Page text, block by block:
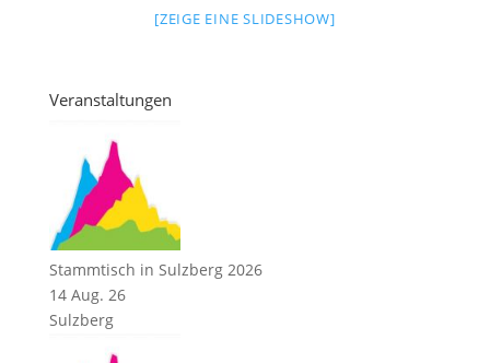
[ZEIGE EINE SLIDESHOW]
Veranstaltungen
Stammtisch in Sulzberg 2026
14 Aug. 26
Sulzberg